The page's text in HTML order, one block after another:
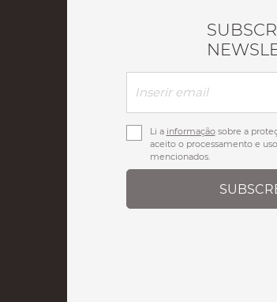
Li a informaçãosobre a
aceito o processamento e
mencionados.